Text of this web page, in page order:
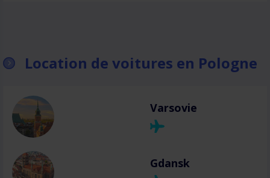
Location de voitures en Pologne
Varsovie
Gdansk